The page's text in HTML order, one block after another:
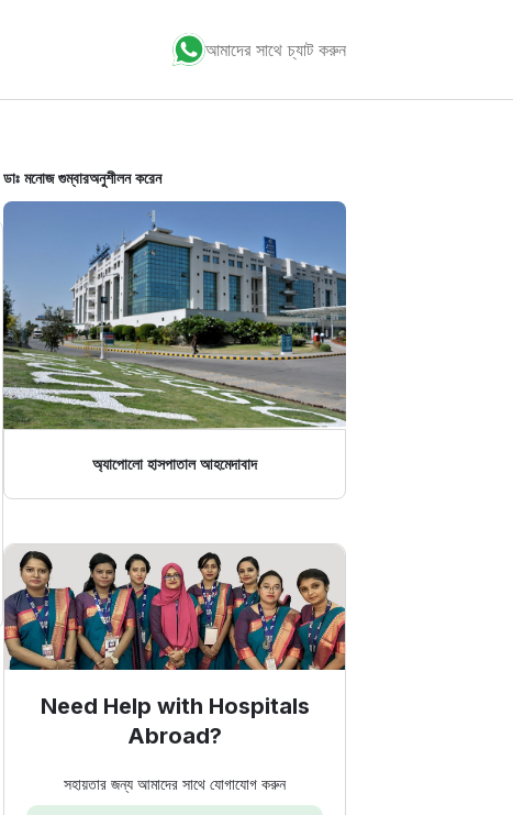
আমাদের সাথে চ্যাট করুন
ডাঃ মনোজ গুম্বারঅনুশীলন করেন
অ্যাপোলো হাসপাতাল আহমেদাবাদ
Need Help with Hospitals
Abroad?
সহায়তার জন্য আমাদের সাথে যোগাযোগ করুন